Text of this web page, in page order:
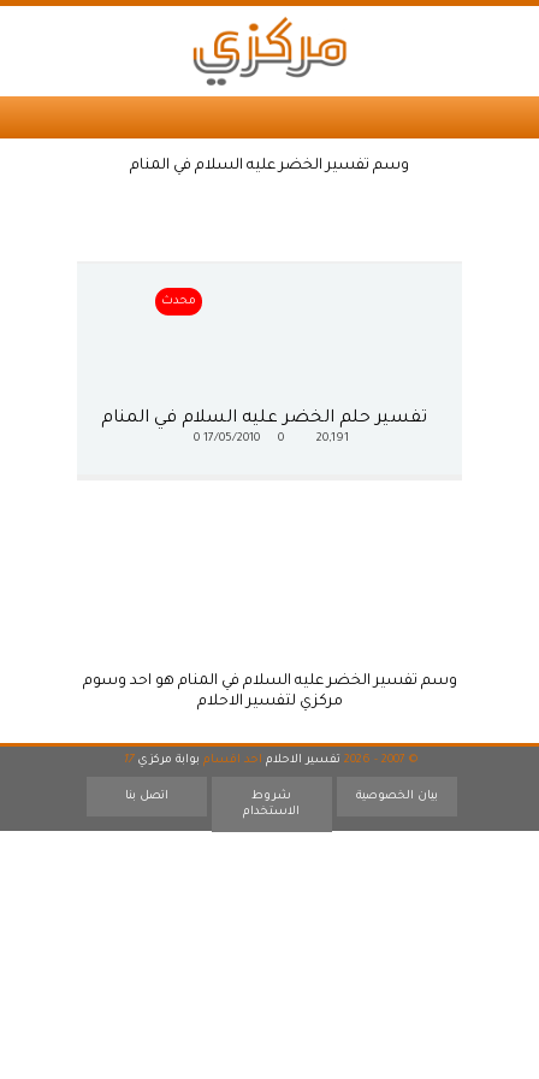
وسم تفسير الخضر عليه السلام في المنام
محدث
تفسير حلم الخضر عليه السلام في المنام
20,191
0
17/05/2010
0
وسم تفسير الخضر عليه السلام في المنام هو احد وسوم
مركزي لتفسير الاحلام
© 2007 - 2026 تفسير الاحلام احد اقسام بوابة مركزي 17
بيان الخصوصية
شروط
الاستخدام
اتصل بنا